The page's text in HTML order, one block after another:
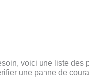
voici une liste des
une panne de